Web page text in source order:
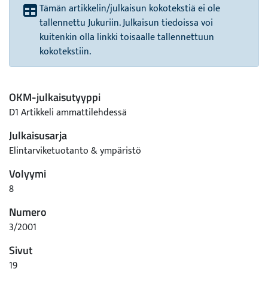
Tämän artikkelin/julkaisun kokotekstiä ei ole
tallennettu Jukuriin. Julkaisun tiedoissa voi
kuitenkin olla linkki toisaalle tallennettuun
kokotekstiin.
OKM-julkaisutyyppi
D1 Artikkeli ammattilehdessä
Julkaisusarja
Elintarviketuotanto & ympäristö
Volyymi
8
Numero
3/2001
Sivut
19